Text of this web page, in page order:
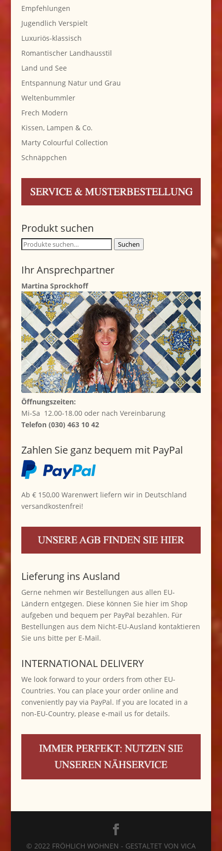
Empfehlungen
Jugendlich Verspielt
Luxuriös-klassisch
Romantischer Landhausstil
Land und See
Entspannung Natur und Grau
Weltenbummler
Frech Modern
Kissen, Lampen & Co.
Marty Colourful Collection
Schnäppchen
Produkt suchen
Suche
Suchen
Ihr Ansprechpartner
Martina Sprockhoff
Öffnungszeiten:
Mi-Sa 12.00-18.00 oder nach Vereinbarung
Telefon (030) 463 10 42
Zahlen Sie ganz bequem mit PayPal
Ab € 150,00 Warenwert liefern wir in Deutschland
versandkostenfrei!
Lieferung ins Ausland
Gerne nehmen wir Bestellungen aus allen EU-
Ländern entgegen. Diese können Sie hier im Shop
aufgeben und bequem per PayPal bezahlen. Für
Bestellungen aus dem Nicht-EU-Ausland kontaktieren
Sie uns bitte per E-Mail.
INTERNATIONAL DELIVERY
We look forward to your orders from other EU-
Countries. You can place your order online and
conveniently pay via PayPal. If you are located in a
non-EU-Country, please e-mail us for details.
© 2022 FRÖHLICH WOHNEN - GESTALTET VON VICA